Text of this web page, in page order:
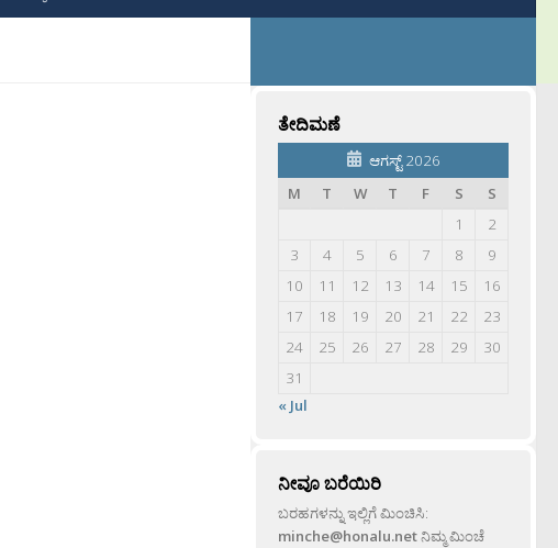
ತೇದಿಮಣೆ
ಆಗಸ್ಟ್ 2026
M
T W T F S
S
1
2
3
4 5 6 7 8
9
10
11 12 13 14 15
16
17
18 19 20 21 22
23
24
25 26 27 28 29
30
31
« Jul
ನೀವೂ ಬರೆಯಿರಿ
ಬರಹಗಳನ್ನು ಇಲ್ಲಿಗೆ ಮಿಂಚಿಸಿ:
minche@honalu.netನಿಮ್ಮ ಮಿಂಚೆ